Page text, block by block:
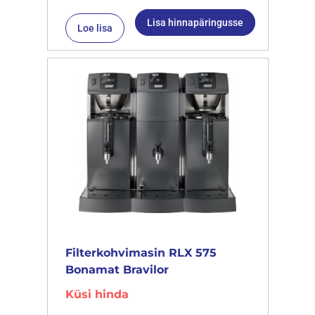
Loe lisa Lisa hinnapäringusse
Filterkohvimasin RLX 575
Bonamat Bravilor
Küsi hinda